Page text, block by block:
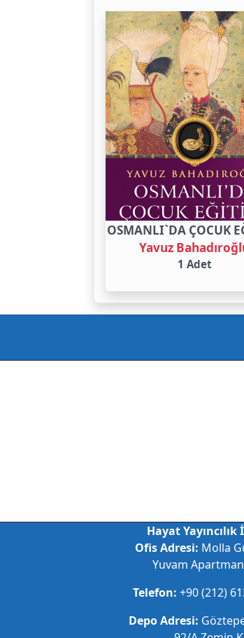
OSMANLI`DA ÇOCUK
Yavuz
1 Adet
Hayat
Ofis Adresi: Molla
Yuvam
Telefon: +90 (212)
Depo Adresi: